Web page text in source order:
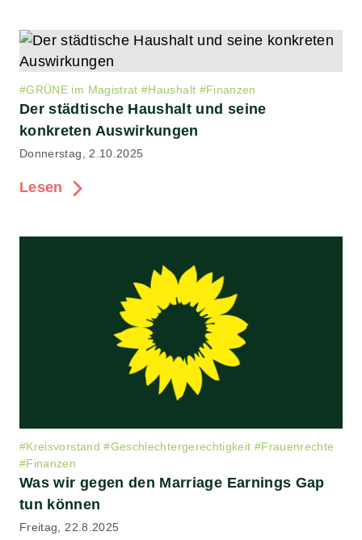
#GRÜNE im Magistrat #Haushalt #Finanzen
Der städtische Haushalt und seine
konkreten Auswirkungen
Donnerstag, 2.10.2025
Lesen
#Kreisvorstand #Geschlechtergerechtigkeit #Frauenrechte
#Finanzen
Was wir gegen den Marriage Earnings Gap
tun können
Freitag, 22.8.2025